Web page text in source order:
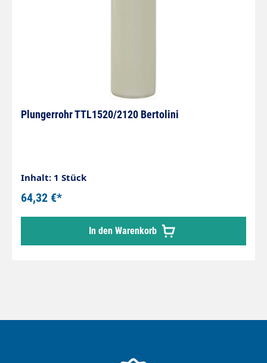
Plungerrohr TTL1520/2120 Bertolini
Inhalt: 1 Stück
64,32 €*
In den Warenkorb